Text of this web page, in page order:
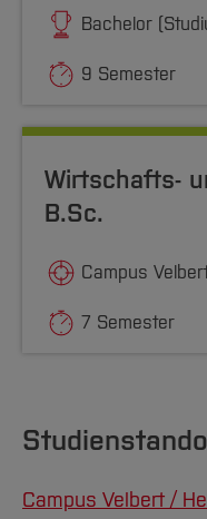
Bachelor
9 Semester
Wirtschafts-
B.Sc.
Campus
7 Semester
Campus Velbert /